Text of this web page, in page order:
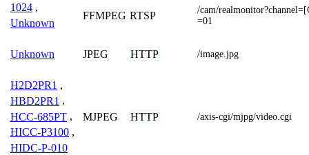
1024 ,
Unknown
FFMPEG RTSP
/cam/
=01
Unknown JPEG HTTP /image.jpg
H2D2PR1 ,
HBD2PR1 ,
HCC-685PT ,
HICC-P3100 ,
HIDC-P-010
MJPEG HTTP /axis-cgi/mjpg/video.cgi